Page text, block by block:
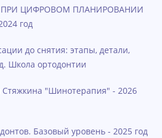
ПРИ ЦИФРОВОМ ПЛАНИРОВАНИИ
год
до снятия: этапы, детали,
Школа ортодонтии
Стяжкина "Шинотерапия" - 2026
Базовый уровень - 2025 год